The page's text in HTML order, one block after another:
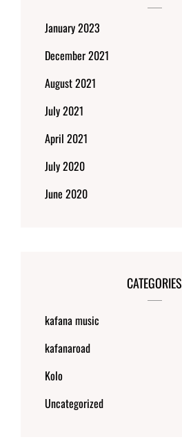
January 2023
December 2021
August 2021
July 2021
April 2021
July 2020
June 2020
CATEGORIES
kafana music
kafanaroad
Kolo
Uncategorized